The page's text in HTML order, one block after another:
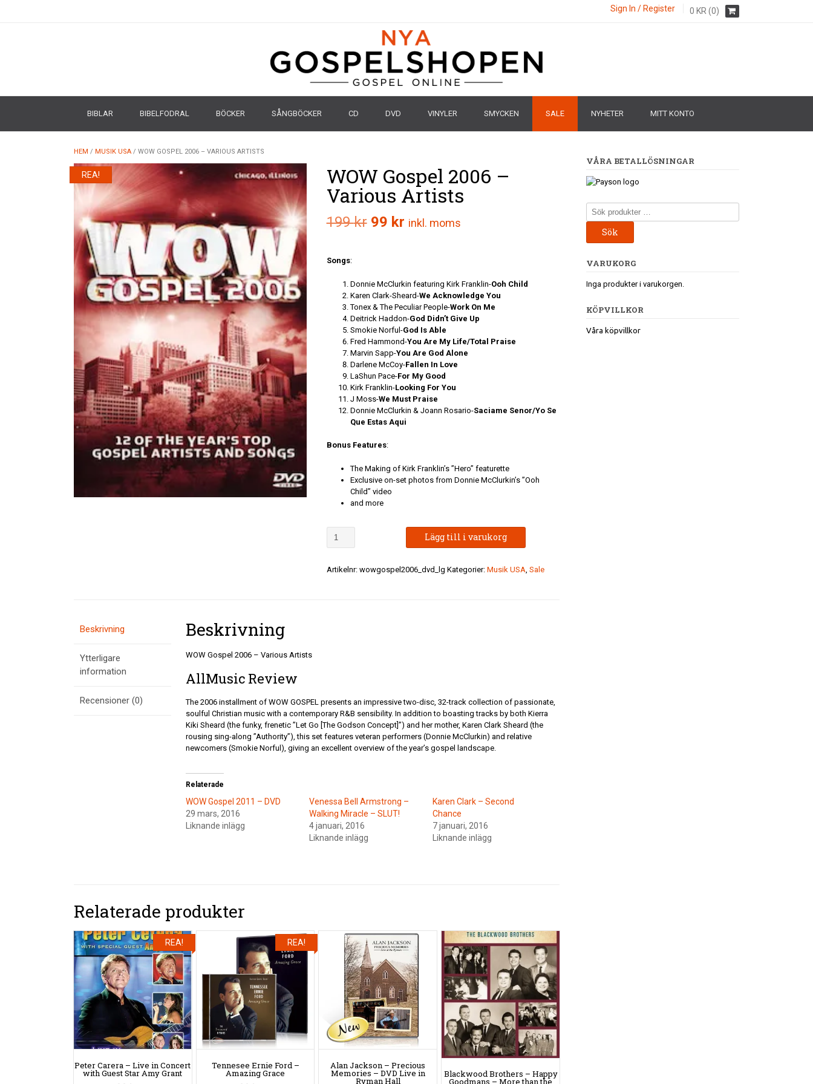
Sign In / Register 0 KR (0)
BIBLAR BIBELFODRAL BÖCKER SÅNGBÖCKER CD DVD VINYLER SMYCKEN SALE NYHETER MITT KONTO
HEM / MUSIK USA / WOW GOSPEL 2006 – VARIOUS ARTISTS
REA! WOW Gospel 2006 –
Various Artists
199kr Det
var:
199 kr.
99 krDet
är:
99 kr.
inkl. moms
Songs:
Donnie McClurkin featuring Kirk Franklin-Ooh Child
Karen Clark-Sheard-We Acknowledge You
Tonex & The Peculiar People-Work On Me
Deitrick Haddon-God Didn’t Give Up
Smokie Norful-God Is Able
Fred Hammond-You Are My Life/Total Praise
Marvin Sapp-You Are God Alone
Darlene McCoy-Fallen In Love
LaShun Pace-For My Good
Kirk Franklin-Looking For You
J Moss-We Must Praise
Donnie McClurkin & Joann Rosario-Saciame Senor/Yo Se
Que Estas Aqui
Bonus Features:
The Making of Kirk Franklin’s ”Hero” featurette
Exclusive on-set photos from Donnie McClurkin’s ”Ooh
Child” video
and more
Gospel
-
Lägg till i varukorg
Artikelnr: wowgospel2006_dvd_lg Kategorier: Musik USA Sale
Beskrivning
Ytterligare
information
Recensioner (0)
Beskrivning
WOW Gospel 2006 – Various Artists
AllMusic Review
The 2006 installment of WOW GOSPEL presents an impressive two-disc, 32-track collection of passionate,
soulful Christian music with a contemporary R&B sensibility. In addition to boasting tracks by both Kierra
Kiki Sheard (the funky, frenetic ”Let Go [The Godson Concept]”) and her mother, Karen Clark Sheard (the
rousing sing-along ”Authority”), this set features veteran performers (Donnie McClurkin) and relative
newcomers (Smokie Norful), giving an excellent overview of the year’s gospel landscape.
Relaterade
WOW Gospel 2011 – DVD
29 mars, 2016
Liknande inlägg
Venessa Bell Armstrong –
Walking Miracle – SLUT!
4 januari, 2016
Liknande inlägg
Karen Clark – Second
Chance
7 januari, 2016
Liknande inlägg
Relaterade produkter
REA!
Peter Carera – Live in Concert
with Guest Star Amy Grant
REA!
Tennesee Ernie Ford –
Amazing Grace
Alan Jackson – Precious
Memories – DVD Live in
Ryman Hall
Blackwood Brothers – Happy
Goodmans – More than the
VÅRA BETALLÖSNINGAR
Sök
efter:
Sök
VARUKORG
Inga produkter i varukorgen.
KÖPVILLKOR
Våra köpvillkor